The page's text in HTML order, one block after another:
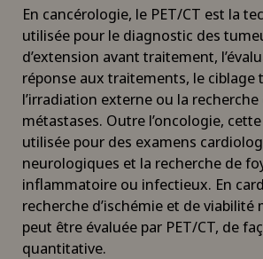
En cancérologie, le PET/CT est la
utilisée pour le diagnostic des
d’extension avant traitement,
réponse aux traitements, le ciblage
l’irradiation externe ou la
métastases. Outre l’oncologie,
utilisée pour des examens
neurologiques et la recherche de
inflammatoire ou infectieux. En
recherche d’ischémie et de viabilité
peut être évaluée par PET/CT, de
quantitative.